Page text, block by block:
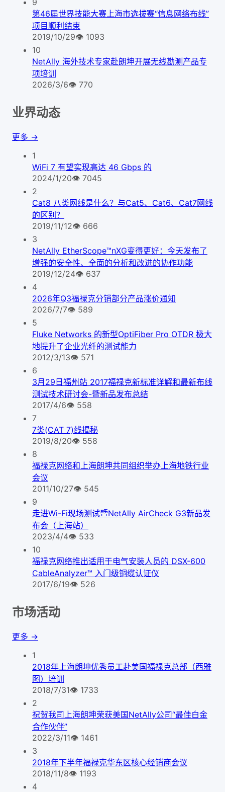
9
第46届世界技能大赛上海市选拔赛“信息网络布线”
项目顺利结束
2019/10/29👁 1093
10
NetAlly 海外技术专家赴朗坤开展无线勘测产品专
项培训
2026/3/6👁 770
业界动态
更多 →
1
WiFi 7 有望实现高达 46 Gbps 的
2024/1/20👁 7045
2
Cat8 八类网线是什么？与Cat5、Cat6、Cat7网线
的区别？
2019/11/12👁 666
3
NetAlly EtherScope™nXG变得更好：今天发布了
增强的安全性、全面的分析和改进的协作功能
2019/12/24👁 637
4
2026年Q3福禄克分销部分产品涨价通知
2026/7/7👁 589
5
Fluke Networks 的新型OptiFiber Pro OTDR 极大
地提升了企业光纤的测试能力
2012/3/13👁 571
6
3月29日福州站 2017福禄克新标准详解和最新布线
测试技术研讨会-暨新品发布总结
2017/4/6👁 558
7
7类(CAT 7)线揭秘
2019/8/20👁 558
8
福禄克网络和上海朗坤共同组织举办上海地铁行业
会议
2011/10/27👁 545
9
走进Wi-Fi现场测试暨NetAlly AirCheck G3新品发
布会（上海站）
2023/4/4👁 533
10
福禄克网络推出适用于电气安装人员的 DSX-600
CableAnalyzer™ 入门级铜缆认证仪
2017/6/19👁 526
市场活动
更多 →
1
2018年上海朗坤优秀员工赴美国福禄克总部（西雅
图）培训
2018/7/31👁 1733
2
祝贺我司上海朗坤荣获美国NetAlly公司“最佳白金
合作伙伴”
2022/3/11👁 1461
3
2018年下半年福禄克华东区核心经销商会议
2018/11/8👁 1193
4